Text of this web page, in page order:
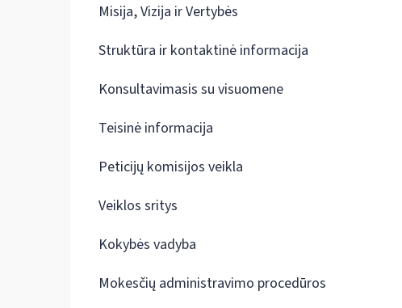
Misija, Vizija ir Vertybės
Struktūra ir kontaktinė informacija
Konsultavimasis su visuomene
Teisinė informacija
Peticijų komisijos veikla
Veiklos sritys
Kokybės vadyba
Mokesčių administravimo procedūros